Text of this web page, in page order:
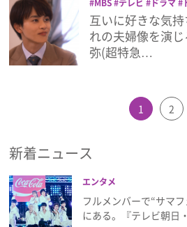
Emo!miuとは？
免責事項
MBS テレビ ドラマ
ビジネス婚 草川拓弥
互いに好きな気
れの夫婦像を演
弥(超特急…
1 2
新着ニュース
エンタメ
フルメンバーで“サマ
にある。『テレビ朝日